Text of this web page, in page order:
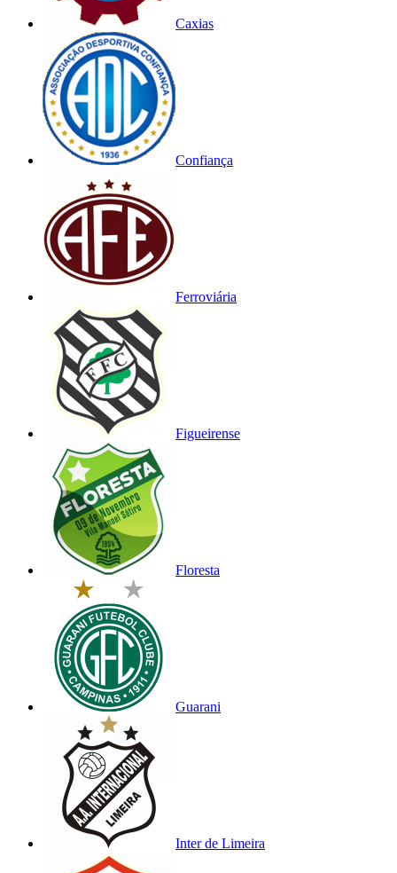
Caxias
Confiança
Ferroviária
Figueirense
Floresta
Guarani
Inter de Limeira